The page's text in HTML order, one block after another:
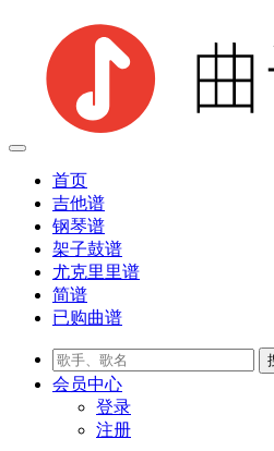
首页
吉他谱
钢琴谱
架子鼓谱
尤克里里谱
简谱
已购曲谱
会员中心
登录
注册